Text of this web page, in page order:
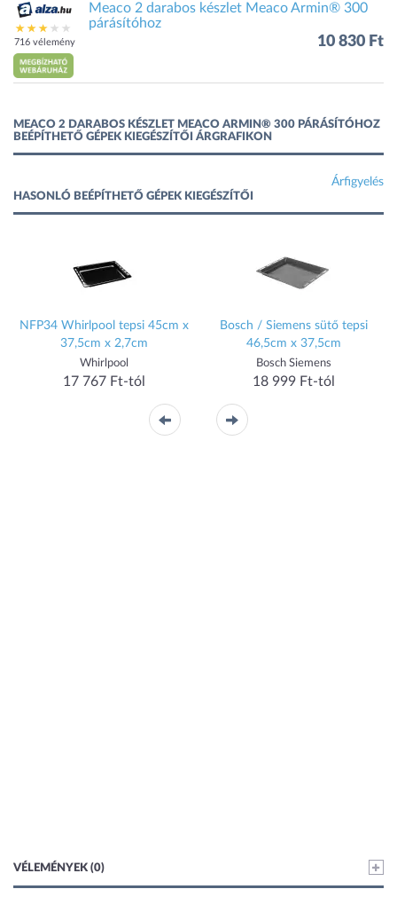
716 vélemény
Meaco 2 darabos készlet Meaco Armin® 300
párásítóhoz
10 830 Ft
MEACO 2 DARABOS KÉSZLET MEACO ARMIN® 300 PÁRÁSÍTÓHOZ
BEÉPÍTHETŐ GÉPEK KIEGÉSZÍTŐI ÁRGRAFIKON
Árfigyelés
HASONLÓ BEÉPÍTHETŐ GÉPEK KIEGÉSZÍTŐI
NFP34 Whirlpool tepsi 45cm x
37,5cm x 2,7cm
Whirlpool
17 767 Ft-tól
Bosch / Siemens sütő tepsi
46,5cm x 37,5cm
Bosch Siemens
18 999 Ft-tól
VÉLEMÉNYEK (0)